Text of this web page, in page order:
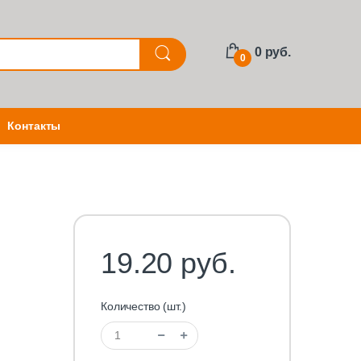
0 0 руб.
Контакты
19.20 руб.
Количество (шт.)